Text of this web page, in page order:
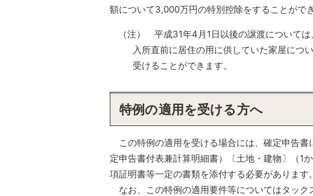
額について3,000万円の特別控除をすることがで
（注） 平成31年4月1日以後の譲渡について
入所直前に居住の用に供していた家屋につ
受けることができます。
特例の適用を受ける方へ
この特例の適用を受ける場合には、確定申告
定申告書付表兼計算明細書）〔土地・建物〕（1
項証明書等一定の書類を添付する必要があります。
なお、この特例の適用要件等についてはタック